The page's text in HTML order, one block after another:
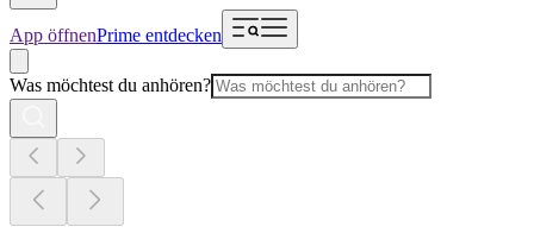
App öffnenPrime entdecken
Was möchtest du anhören?